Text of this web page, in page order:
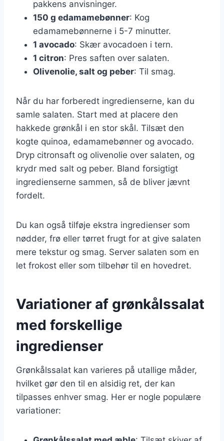
pakkens anvisninger.
150 g edamamebønner: Kog
edamamebønnerne i 5-7 minutter.
1 avocado: Skær avocadoen i tern.
1 citron: Pres saften over salaten.
Olivenolie, salt og peber: Til smag.
Når du har forberedt ingredienserne, kan du
samle salaten. Start med at placere den
hakkede grønkål i en stor skål. Tilsæt den
kogte quinoa, edamamebønner og avocado.
Dryp citronsaft og olivenolie over salaten, og
krydr med salt og peber. Bland forsigtigt
ingredienserne sammen, så de bliver jævnt
fordelt.
Du kan også tilføje ekstra ingredienser som
nødder, frø eller tørret frugt for at give salaten
mere tekstur og smag. Server salaten som en
let frokost eller som tilbehør til en hovedret.
Variationer af grønkålssalat
med forskellige
ingredienser
Grønkålssalat kan varieres på utallige måder,
hvilket gør den til en alsidig ret, der kan
tilpasses enhver smag. Her er nogle populære
variationer: